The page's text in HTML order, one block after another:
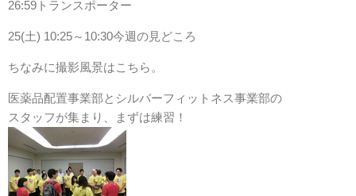
26:59トランスポーター
25(土) 10:25～10:30今週の見どころ
ちなみに撮影風景はこちら。
医薬品配置事業部とシルバーフィットネス事業部の
スタッフが集まり、まずは練習！